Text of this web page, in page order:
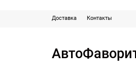
Доставка Контакты